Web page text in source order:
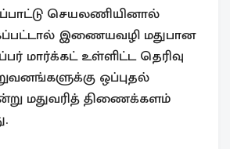
செயலணியினால்
இணையவழி மதுபான
மார்க்கட் உள்ளிட்ட தெரிவு
ஒப்புதல்
மதுவரித் திணைக்களம்